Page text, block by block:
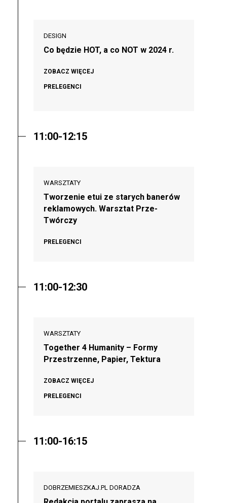
DESIGN
Co będzie HOT, a co NOT w 2024 r.
ZOBACZ WIĘCEJ
PRELEGENCI
11:00-12:15
WARSZTATY
Tworzenie etui ze starych banerów
reklamowych. Warsztat Prze-
Twórczy
PRELEGENCI
11:00-12:30
WARSZTATY
Together 4 Humanity – Formy
Przestrzenne, Papier, Tektura
ZOBACZ WIĘCEJ
PRELEGENCI
11:00-16:15
DOBRZEMIESZKAJ.PL DORADZA